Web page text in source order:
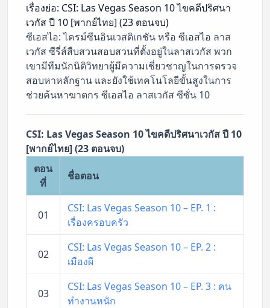
เรื่องย่อ: CSI: Las Vegas Season 10 ไขคดีปริศนา
เวกัส ปี 10 [พากย์ไทย] (23 ตอนจบ)
ซีเอสไอ: ไครม์ซีนอินเวสติเกชัน หรือ ซีเอสไอ ลาส
เวกัส ซีรี่ส์สืบสวนสอบสวนที่ตั้งอยู่ในลาสเวกัส พวก
เขามีทีมนักนิติวิทยาผู้มีความเชี่ยวชาญในการตรวจ
สอบหาหลักฐาน และยังใช้เทคโนโลยีขั้นสูงในการ
ช่วยค้นหาฆาตกร ซีเอสไอ ลาสเวกัส ซีซั่น 10
CSI: Las Vegas Season 10 ไขคดีปริศนาเวกัส ปี 10
[พากย์ไทย] (23 ตอนจบ)
ตอน
ที่
ชื่อตอน
01
CSI: Las Vegas Season 10 – EP. 1 :
เรื่องครอบครัว
02
CSI: Las Vegas Season 10 – EP. 2 :
เมืองผี
03
CSI: Las Vegas Season 10 – EP. 3 : คน
ทำงานหนัก